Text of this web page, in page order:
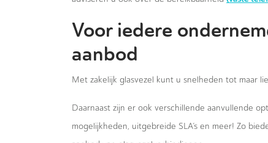
Voor iedere
aanbod
Met zakelijk glasvezel kunt u snelheden tot maar
Daarnaast zijn er ook verschillende aanvullende
mogelijkheden, uitgebreide SLA’s en meer! Zo